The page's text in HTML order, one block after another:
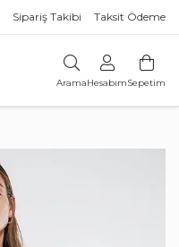
Sipariş Takibi Taksit Ödeme
AramaHesabımSepetim